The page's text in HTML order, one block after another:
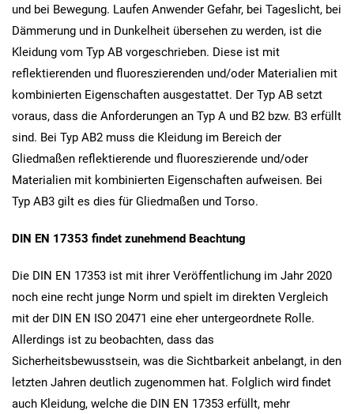
und bei Bewegung. Laufen Anwender Gefahr, bei Tageslicht, bei
Dämmerung und in Dunkelheit übersehen zu werden, ist die
Kleidung vom Typ AB vorgeschrieben. Diese ist mit
reflektierenden und fluoreszierenden und/oder Materialien mit
kombinierten Eigenschaften ausgestattet. Der Typ AB setzt
voraus, dass die Anforderungen an Typ A und B2 bzw. B3 erfüllt
sind. Bei Typ AB2 muss die Kleidung im Bereich der
Gliedmaßen reflektierende und fluoreszierende und/oder
Materialien mit kombinierten Eigenschaften aufweisen. Bei
Typ AB3 gilt es dies für Gliedmaßen und Torso.
DIN EN 17353 findet zunehmend Beachtung
Die DIN EN 17353 ist mit ihrer Veröffentlichung im Jahr 2020
noch eine recht junge Norm und spielt im direkten Vergleich
mit der DIN EN ISO 20471 eine eher untergeordnete Rolle.
Allerdings ist zu beobachten, dass das
Sicherheitsbewusstsein, was die Sichtbarkeit anbelangt, in den
letzten Jahren deutlich zugenommen hat. Folglich wird findet
auch Kleidung, welche die DIN EN 17353 erfüllt, mehr